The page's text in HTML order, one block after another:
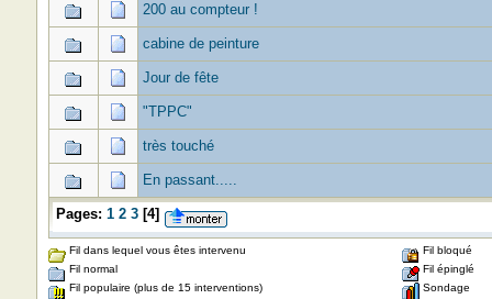
200 au compteur !
cabine de peinture
Jour de fête
"TPPC"
très touché
En passant.....
Pages: 1 2 3[4]
Fil dans lequel vous êtes intervenu
Fil normal
Fil populaire (plus de 15 interventions)
Fil bloqué
Fil épinglé
Sondage